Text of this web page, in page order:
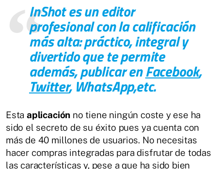
InShot es un editor
profesional con la calificación
más alta: práctico, integral y
divertido que te permite
además, publicar enFacebook,
Twitter, WhatsApp,etc.
Estaaplicación no tiene ningún coste y ese ha
sido el secreto de su éxito pues ya cuenta con
más de 40 millones de usuarios. No necesitas
hacer compras integradas para disfrutar de todas
las características y, pese a que ha sido bien